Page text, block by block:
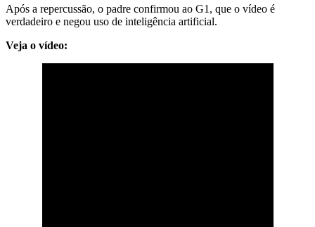
Após a repercussão, o padre confirmou ao G1, que o vídeo é
verdadeiro e negou uso de inteligência artificial.
Veja o vídeo: